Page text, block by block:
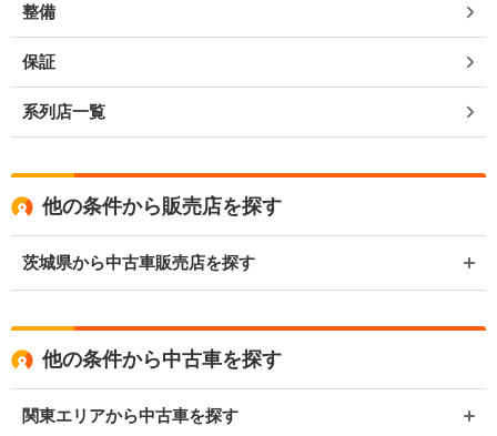
整備
保証
系列店一覧
他の条件から販売店を探す
茨城県から中古車販売店を探す
他の条件から中古車を探す
関東エリアから中古車を探す